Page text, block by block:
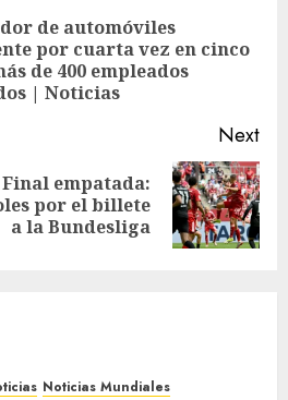
de automóviles
por cuarta vez en cinco
de 400 empleados
| Noticias
Next
empatada:
por el billete
a la Bundesliga
Noticias Mundiales